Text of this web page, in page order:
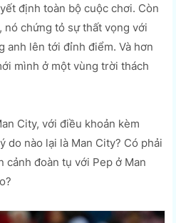
định toàn bộ cuộc chơi. Còn
nó chứng tỏ sự thất vọng với
anh lên tới đỉnh điểm. Và hơn
mình ở một vùng trời thách
City, với điều khoản kèm
do nào lại là Man City? Có phải
cảnh đoàn tụ với Pep ở Man